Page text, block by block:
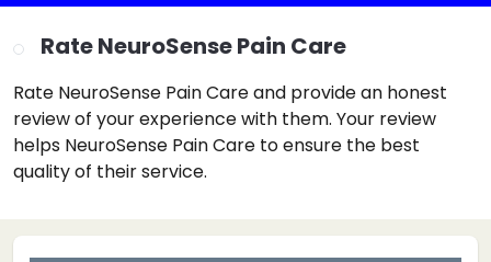
Rate NeuroSense Pain Care
Rate NeuroSense Pain Care and provide an honest
review of your experience with them. Your review
helps NeuroSense Pain Care to ensure the best
quality of their service.